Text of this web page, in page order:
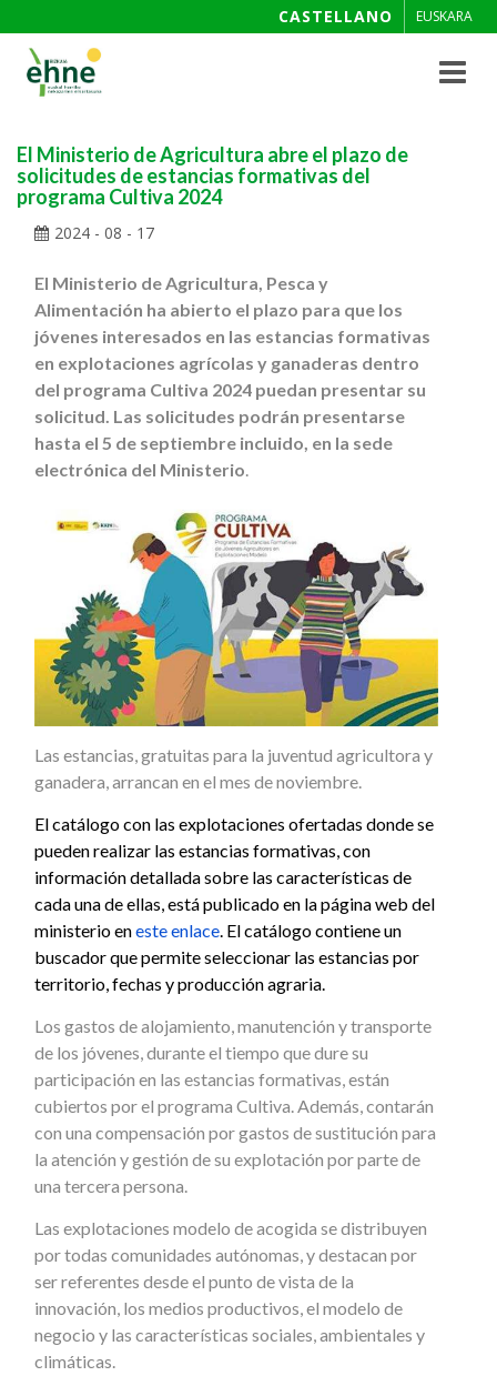
CASTELLANO EUSKARA
Toggle
El Ministerio de Agricultura abre el plazo de
solicitudes de estancias formativas del
programa Cultiva 2024
2024 - 08 - 17
El Ministerio de Agricultura, Pesca y
Alimentación ha abierto el plazo para que los
jóvenes interesados en las estancias formativas
en explotaciones agrícolas y ganaderas dentro
del programa Cultiva 2024 puedan presentar su
solicitud. Las solicitudes podrán presentarse
hasta el 5 de septiembre incluido, en la sede
electrónica del Ministerio.
Las estancias, gratuitas para la juventud agricultora y
ganadera, arrancan en el mes de noviembre.
El catálogo con las explotaciones ofertadas donde se
pueden realizar las estancias formativas, con
información detallada sobre las características de
cada una de ellas, está publicado en la página web del
ministerio eneste enlace. El catálogo contiene un
buscador que permite seleccionar las estancias por
territorio, fechas y producción agraria.
Los gastos de alojamiento, manutención y transporte
de los jóvenes, durante el tiempo que dure su
participación en las estancias formativas, están
cubiertos por el programa Cultiva. Además, contarán
con una compensación por gastos de sustitución para
la atención y gestión de su explotación por parte de
una tercera persona.
Las explotaciones modelo de acogida se distribuyen
por todas comunidades autónomas, y destacan por
ser referentes desde el punto de vista de la
innovación, los medios productivos, el modelo de
negocio y las características sociales, ambientales y
climáticas.